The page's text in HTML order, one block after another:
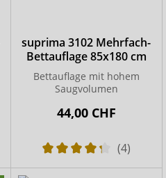
suprima 3102 Mehrfach-
Bettauflage 85x180 cm
Bettauflage mit hohem
Saugvolumen
44,00 CHF
(4)